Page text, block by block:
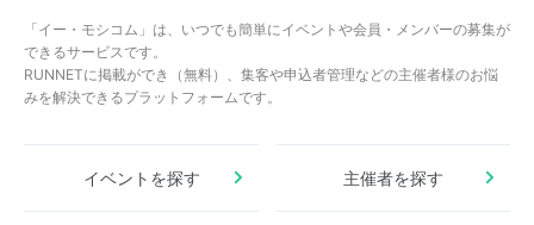
「イー・モシコム」は、いつでも簡単にイベントや会員・メンバーの募集が
できるサービスです。
RUNNETに掲載ができ（無料）、集客や申込者管理などの主催者様のお悩
みを解決できるプラットフォームです。
イベントを探す 主催者を探す